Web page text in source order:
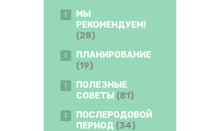
МЫ
РЕКОМЕНДУЕМ!
(28)
ПЛАНИРОВАНИЕ
(19)
ПОЛЕЗНЫЕ
СОВЕТЫ (81)
ПОСЛЕРОДОВОЙ
ПЕРИОД (34)